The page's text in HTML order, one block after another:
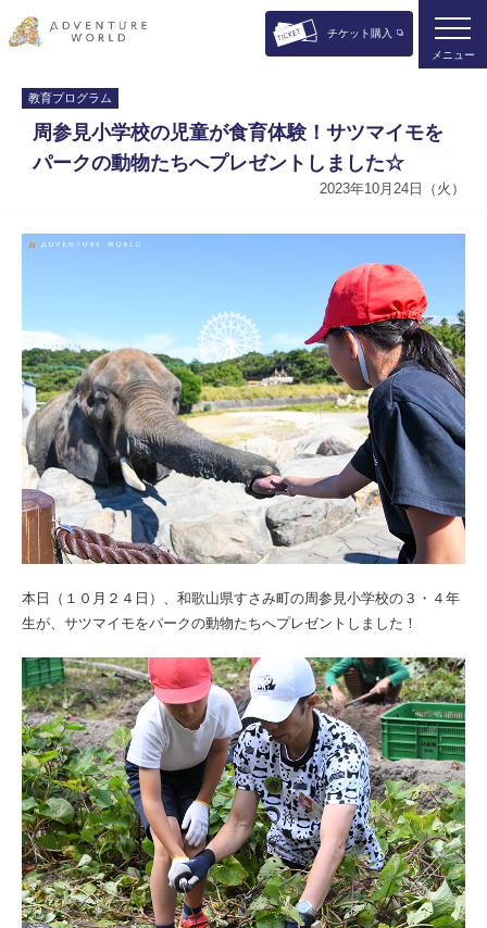
チケット購入
メニュー
教育プログラム
周参見小学校の児童が食育体験！サツマイモを
パークの動物たちへプレゼントしました☆
2023年10月24日（火）
本日（１０月２４日）、和歌山県すさみ町の周参見小学校の３・４年
生が、サツマイモをパークの動物たちへプレゼントしました！